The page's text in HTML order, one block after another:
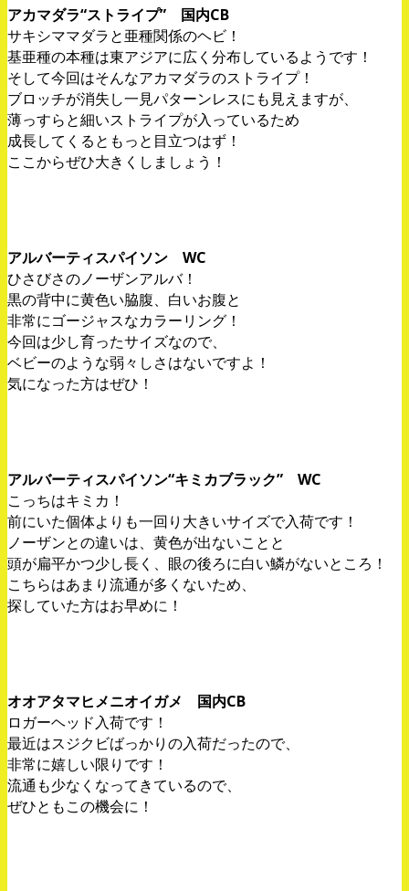
アカマダラ“ストライプ” 国内CB
サキシママダラと亜種関係のヘビ！
基亜種の本種は東アジアに広く分布しているようです！
そして今回はそんなアカマダラのストライプ！
ブロッチが消失し一見パターンレスにも見えますが、
薄っすらと細いストライプが入っているため
成長してくるともっと目立つはず！
ここからぜひ大きくしましょう！
アルバーティスパイソン WC
ひさびさのノーザンアルバ！
黒の背中に黄色い脇腹、白いお腹と
非常にゴージャスなカラーリング！
今回は少し育ったサイズなので、
ベビーのような弱々しさはないですよ！
気になった方はぜひ！
アルバーティスパイソン“キミカブラック” WC
こっちはキミカ！
前にいた個体よりも一回り大きいサイズで入荷です！
ノーザンとの違いは、黄色が出ないことと
頭が扁平かつ少し長く、眼の後ろに白い鱗がないところ！
こちらはあまり流通が多くないため、
探していた方はお早めに！
オオアタマヒメニオイガメ 国内CB
ロガーヘッド入荷です！
最近はスジクビばっかりの入荷だったので、
非常に嬉しい限りです！
流通も少なくなってきているので、
ぜひともこの機会に！